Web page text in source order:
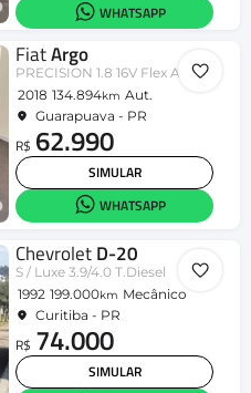
WHATSAPP
FiatArgo
PRECISION 1.8 16V Flex Aut.
2018 134.894km Aut.
Guarapuava - PR
R$ 62.990
SIMULAR
WHATSAPP
ChevroletD-20
S / Luxe 3.9/4.0 T.Diesel
1992 199.000km Mecânico
Curitiba - PR
R$ 74.000
SIMULAR